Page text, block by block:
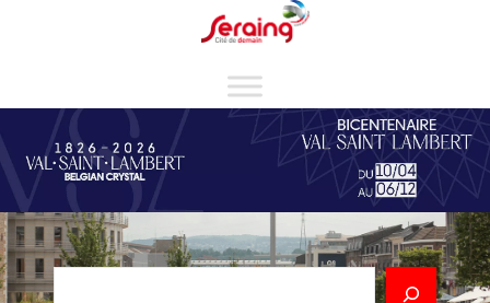
Rechercher
Cookies management panel